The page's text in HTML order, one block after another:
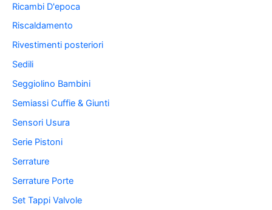
Ricambi D'epoca
Riscaldamento
Rivestimenti posteriori
Sedili
Seggiolino Bambini
Semiassi Cuffie & Giunti
Sensori Usura
Serie Pistoni
Serrature
Serrature Porte
Set Tappi Valvole